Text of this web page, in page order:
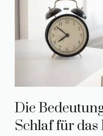
Die
Schlaf für das